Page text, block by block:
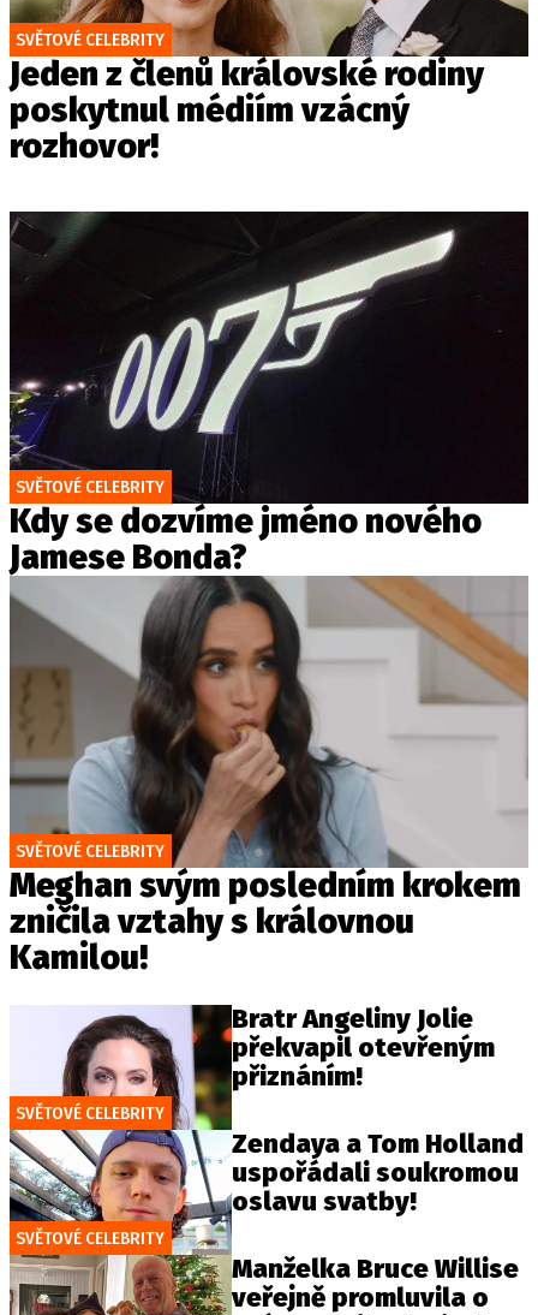
SVĚTOVÉ CELEBRITY
Jeden z členů královské rodiny
poskytnul médiím vzácný
rozhovor!
SVĚTOVÉ CELEBRITY
Kdy se dozvíme jméno nového
Jamese Bonda?
SVĚTOVÉ CELEBRITY
Meghan svým posledním krokem
zničila vztahy s královnou
Kamilou!
SVĚTOVÉ CELEBRITY
Bratr Angeliny Jolie
překvapil otevřeným
přiznáním!
SVĚTOVÉ CELEBRITY
Zendaya a Tom Holland
uspořádali soukromou
oslavu svatby!
Manželka Bruce Willise
veřejně promluvila o